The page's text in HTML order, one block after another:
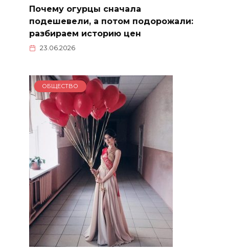
Почему огурцы сначала
подешевели, а потом подорожали:
разбираем историю цен
23.06.2026
ОБЩЕСТВО